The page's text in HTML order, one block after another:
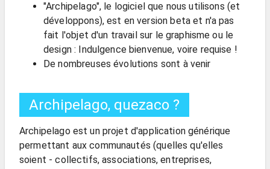
"Archipelago", le logiciel que nous utilisons (et
développons), est en version beta et n'a pas
fait l'objet d'un travail sur le graphisme ou le
design : Indulgence bienvenue, voire requise !
De nombreuses évolutions sont à venir
Archipelago, quezaco ?
Archipelago est un projet d'application générique
permettant aux communautés (quelles qu'elles
soient - collectifs, associations, entreprises,